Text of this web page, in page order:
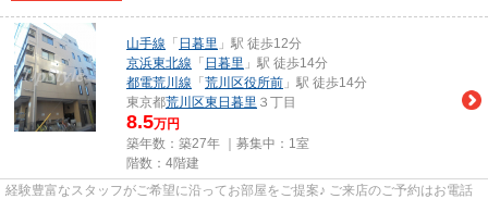
山手線 「 日暮里 」駅 徒歩12分
京浜東北線 「 日暮里 」駅 徒歩14分
都電荒川線 「 荒川区役所前 」駅 徒歩14分
東京都荒川区東日暮里 ３丁目
8.5万円
築年数：築27年 ｜募集中： 1室
階数：4階建
経験豊富なスタッフがご希望に沿ってお部屋をご提案♪ ご来店のご予約はお電話